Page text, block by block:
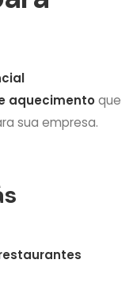
aquecimento que
sua empresa.